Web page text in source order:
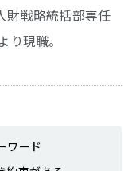
財戦略統括部専任
現職。
ワード